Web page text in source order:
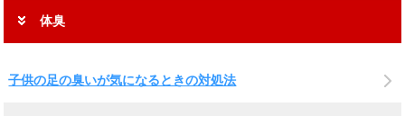
体臭
子供の足の臭いが気になるときの対処法